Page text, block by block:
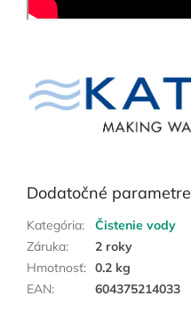
Dodatočné parametre
Kategória:
Čistenie vody
Záruka:
2 roky
Hmotnosť: 0.2 kg
EAN: 604375214033